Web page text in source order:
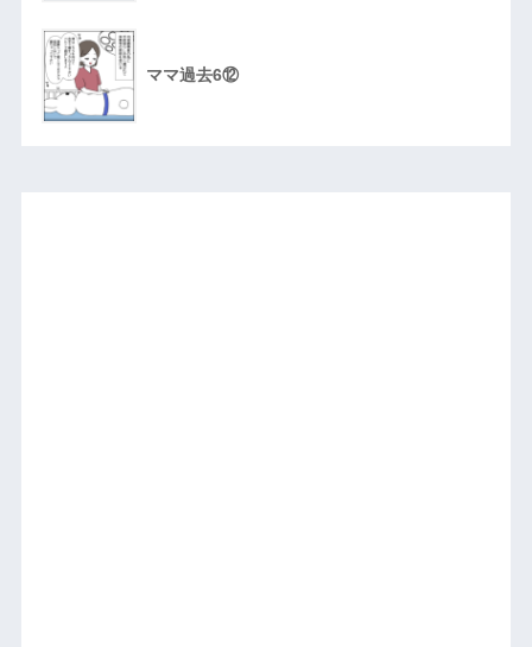
ママ過去6⑫